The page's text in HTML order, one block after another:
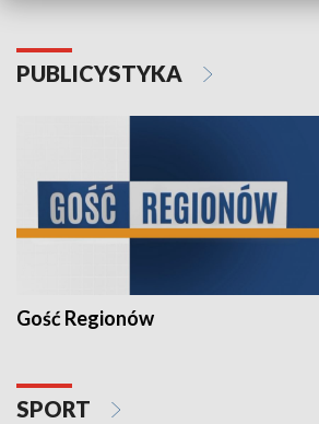
PUBLICYSTYKA
Gość Regionów
SPORT